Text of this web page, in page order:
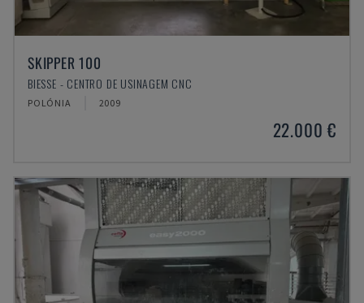
SKIPPER 100
BIESSE - CENTRO DE USINAGEM CNC
POLÓNIA 2009
22.000 €